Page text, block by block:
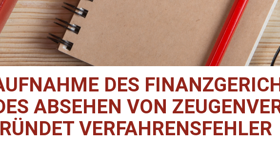
DES
ABSEHEN VON
VERFAHRENSFEHLER